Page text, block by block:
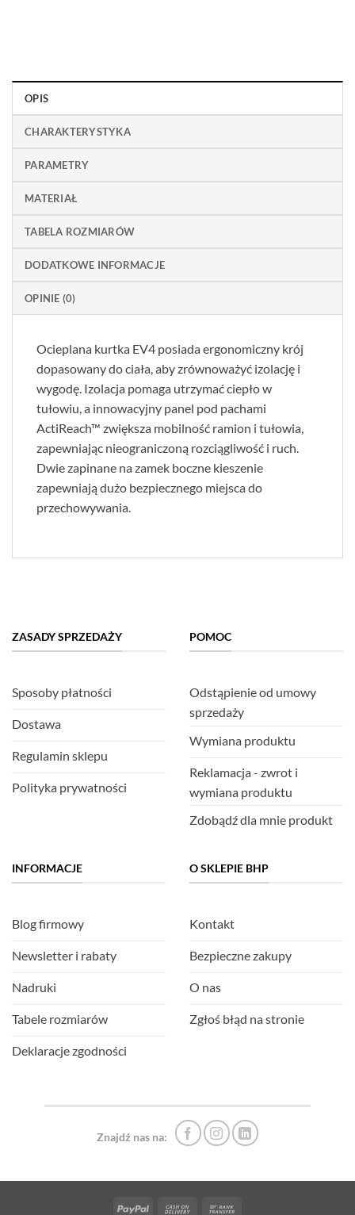
OPIS
CHARAKTERYSTYKA
PARAMETRY
MATERIAŁ
TABELA ROZMIARÓW
DODATKOWE INFORMACJE
OPINIE (0)
Ocieplana kurtka EV4 posiada ergonomiczny krój
dopasowany do ciała, aby zrównoważyć izolację i
wygodę. Izolacja pomaga utrzymać ciepło w
tułowiu, a innowacyjny panel pod pachami
ActiReach™ zwiększa mobilność ramion i tułowia,
zapewniając nieograniczoną rozciągliwość i ruch.
Dwie zapinane na zamek boczne kieszenie
zapewniają dużo bezpiecznego miejsca do
przechowywania.
ZASADY SPRZEDAŻY
Sposoby płatności
Dostawa
Regulamin sklepu
Polityka prywatności
POMOC
Odstąpienie od umowy
sprzedaży
Wymiana produktu
Reklamacja - zwrot i
wymiana produktu
Zdobądź dla mnie produkt
INFORMACJE
Blog firmowy
Newsletter i rabaty
Nadruki
Tabele rozmiarów
Deklaracje zgodności
O SKLEPIE BHP
Kontakt
Bezpieczne zakupy
O nas
Zgłoś błąd na stronie
Znajdź nas na:
PayPal Cash